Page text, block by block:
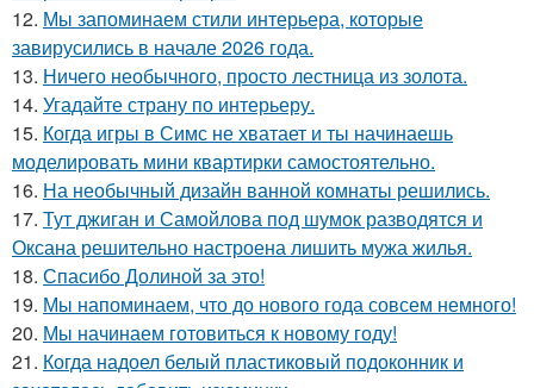
12. Мы запоминаем стили интерьера, которые
завирусились в начале 2026 года.
13. Ничего необычного, просто лестница из золота.
14. Угадайте страну по интерьеру.
15. Когда игры в Симс не хватает и ты начинаешь
моделировать мини квартирки самостоятельно.
16. На необычный дизайн ванной комнаты решились.
17. Тут джиган и Самойлова под шумок разводятся и
Оксана решительно настроена лишить мужа жилья.
18. Спасибо Долиной за это!
19. Мы напоминаем, что до нового года совсем немного!
20. Мы начинаем готовиться к новому году!
21. Когда надоел белый пластиковый подоконник и